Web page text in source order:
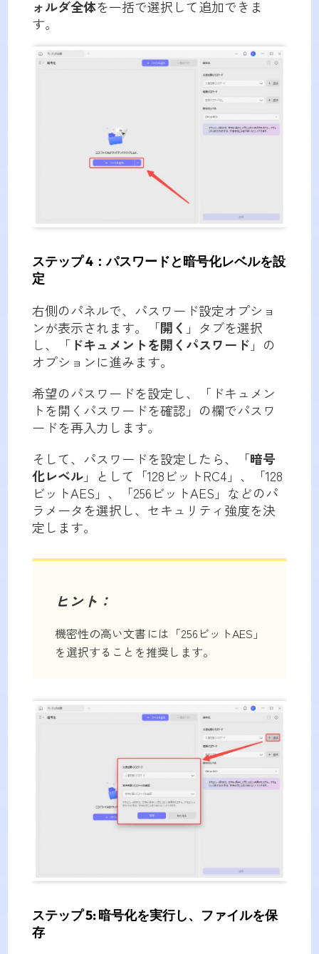
ォルダ全体を一括で選択して追加できま
す。
ステップ 4：パスワードと暗号化レベルを設
定
右側のパネルで、パスワード設定オプショ
ンが表示されます。「開く 」タブを選択
し、「 ドキュメントを開くパスワード 」の
オプションに進みます。
希望のパスワードを設定し、「ドキュメン
トを開くパスワードを確認」の欄でパスワ
ードを再入力します。
そして、パスワードを設定したら、「暗号
化レベル」として「128ビットRC4」、「128
ビットAES」、「256ビットAES」などのパ
ラメータを選択し、セキュリティ強度を決
定します。
ヒント：
機密性の高い文書には「256ビットAES」
を選択することを推奨します。
ステップ 5:暗号化を実行し、ファイルを保
存